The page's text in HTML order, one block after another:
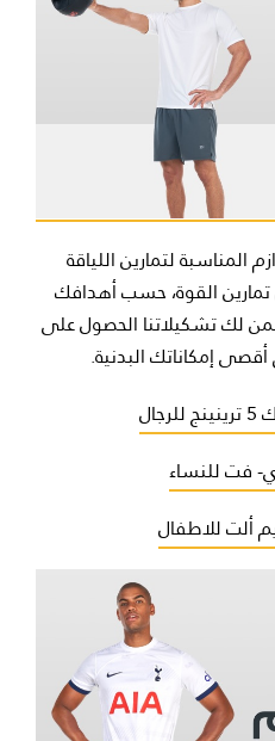
المناسبة لتمارين اللياقة
تمارين القوة، حسب أهدافك
لك تشكيلاتنا الحصول على
أقصى إمكاناتك البدنية.
فت للنساء
ألت للاطفال